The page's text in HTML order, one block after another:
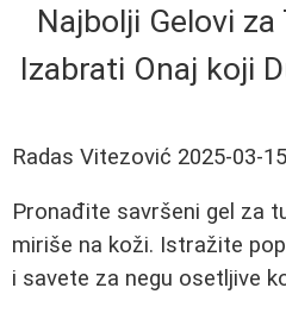
Najbolji Gelovi
Izabrati Onaj koji
Radas Vitezović 2025-03-15
Pronađite savršeni gel za
miriše na koži. Istražite
i savete za negu osetljive